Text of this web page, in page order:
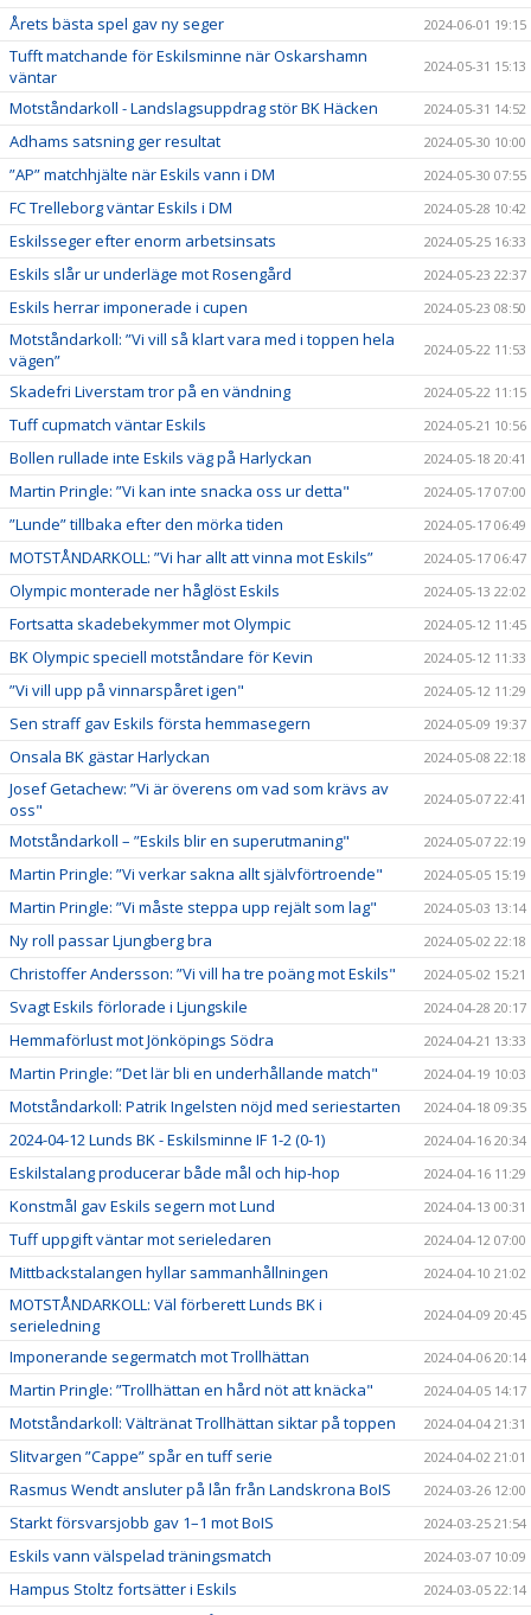
Årets bästa spel gav ny seger
2024-06-01 19:15
Tufft matchande för Eskilsminne när Oskarshamn
väntar
2024-05-31 15:13
Motståndarkoll - Landslagsuppdrag stör BK Häcken 2024-05-31 14:52
Adhams satsning ger resultat 2024-05-30 10:00
”AP” matchhjälte när Eskils vann i DM 2024-05-30 07:55
FC Trelleborg väntar Eskils i DM 2024-05-28 10:42
Eskilsseger efter enorm arbetsinsats 2024-05-25 16:33
Eskils slår ur underläge mot Rosengård 2024-05-23 22:37
Eskils herrar imponerade i cupen 2024-05-23 08:50
Motståndarkoll: ”Vi vill så klart vara med i toppen hela
vägen”
2024-05-22 11:53
Skadefri Liverstam tror på en vändning 2024-05-22 11:15
Tuff cupmatch väntar Eskils 2024-05-21 10:56
Bollen rullade inte Eskils väg på Harlyckan 2024-05-18 20:41
Martin Pringle: ”Vi kan inte snacka oss ur detta" 2024-05-17 07:00
”Lunde” tillbaka efter den mörka tiden 2024-05-17 06:49
MOTSTÅNDARKOLL: ”Vi har allt att vinna mot Eskils” 2024-05-17 06:47
Olympic monterade ner håglöst Eskils 2024-05-13 22:02
Fortsatta skadebekymmer mot Olympic 2024-05-12 11:45
BK Olympic speciell motståndare för Kevin 2024-05-12 11:33
”Vi vill upp på vinnarspåret igen" 2024-05-12 11:29
Sen straff gav Eskils första hemmasegern 2024-05-09 19:37
Onsala BK gästar Harlyckan 2024-05-08 22:18
Josef Getachew: ”Vi är överens om vad som krävs av
oss"
2024-05-07 22:41
Motståndarkoll – ”Eskils blir en superutmaning" 2024-05-07 22:19
Martin Pringle: ”Vi verkar sakna allt självförtroende" 2024-05-05 15:19
Martin Pringle: ”Vi måste steppa upp rejält som lag" 2024-05-03 13:14
Ny roll passar Ljungberg bra 2024-05-02 22:18
Christoffer Andersson: ”Vi vill ha tre poäng mot Eskils" 2024-05-02 15:21
Svagt Eskils förlorade i Ljungskile 2024-04-28 20:17
Hemmaförlust mot Jönköpings Södra 2024-04-21 13:33
Martin Pringle: ”Det lär bli en underhållande match" 2024-04-19 10:03
Motståndarkoll: Patrik Ingelsten nöjd med seriestarten 2024-04-18 09:35
2024-04-12 Lunds BK - Eskilsminne IF 1-2 (0-1) 2024-04-16 20:34
Eskilstalang producerar både mål och hip-hop 2024-04-16 11:29
Konstmål gav Eskils segern mot Lund 2024-04-13 00:31
Tuff uppgift väntar mot serieledaren 2024-04-12 07:00
Mittbackstalangen hyllar sammanhållningen 2024-04-10 21:02
MOTSTÅNDARKOLL: Väl förberett Lunds BK i
serieledning
2024-04-09 20:45
Imponerande segermatch mot Trollhättan 2024-04-06 20:14
Martin Pringle: ”Trollhättan en hård nöt att knäcka" 2024-04-05 14:17
Motståndarkoll: Vältränat Trollhättan siktar på toppen 2024-04-04 21:31
Slitvargen ”Cappe” spår en tuff serie 2024-04-02 21:01
Rasmus Wendt ansluter på lån från Landskrona BoIS 2024-03-26 12:00
Starkt försvarsjobb gav 1–1 mot BoIS 2024-03-25 21:54
Eskils vann välspelad träningsmatch 2024-03-07 10:09
Hampus Stoltz fortsätter i Eskils 2024-03-05 22:14